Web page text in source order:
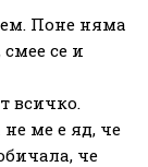
Поне няма
се и
всичко.
ме е яд, че
че